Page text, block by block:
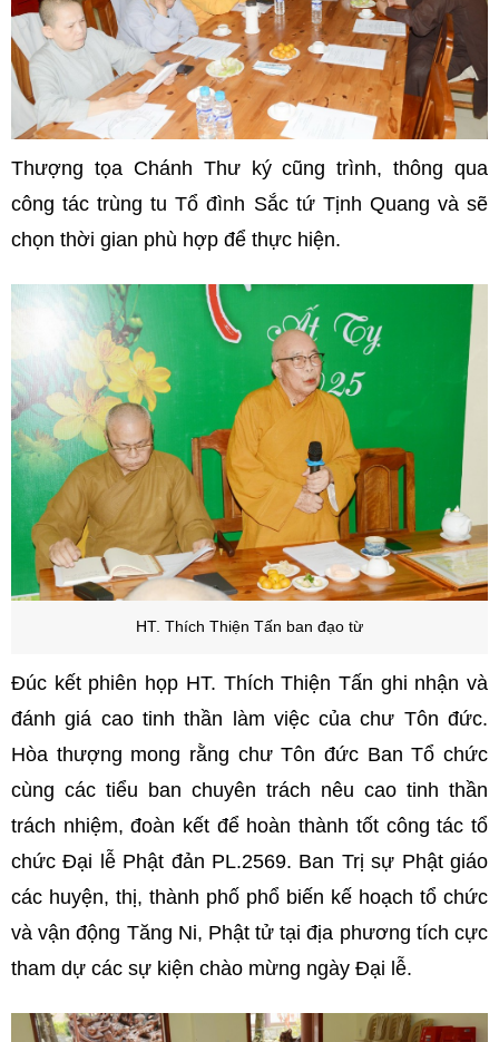
Thượng tọa Chánh Thư ký cũng trình, thông qua
công tác trùng tu Tổ đình Sắc tứ Tịnh Quang và sẽ
chọn thời gian phù hợp để thực hiện.
HT. Thích Thiện Tấn ban đạo từ
Đúc kết phiên họp HT. Thích Thiện Tấn ghi nhận và
đánh giá cao tinh thần làm việc của chư Tôn đức.
Hòa thượng mong rằng chư Tôn đức Ban Tổ chức
cùng các tiểu ban chuyên trách nêu cao tinh thần
trách nhiệm, đoàn kết để hoàn thành tốt công tác tổ
chức Đại lễ Phật đản PL.2569. Ban Trị sự Phật giáo
các huyện, thị, thành phố phổ biến kế hoạch tổ chức
và vận động Tăng Ni, Phật tử tại địa phương tích cực
tham dự các sự kiện chào mừng ngày Đại lễ.